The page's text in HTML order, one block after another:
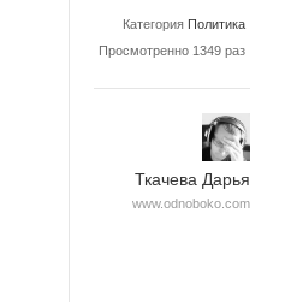
Категория Политика
Просмотренно 1349 раз
Ткачева Дарья
www.odnoboko.com